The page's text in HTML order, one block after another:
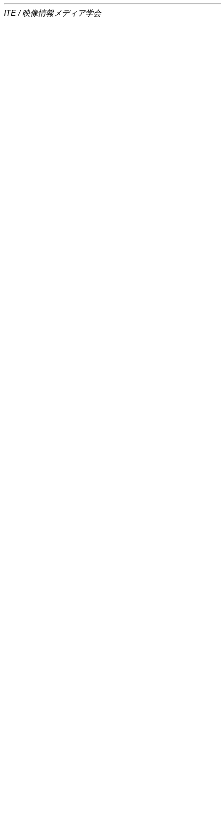
ITE / 映像情報メディア学会